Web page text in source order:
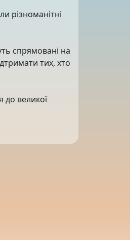
різноманітні
спрямовані на
тих, хто
до великої